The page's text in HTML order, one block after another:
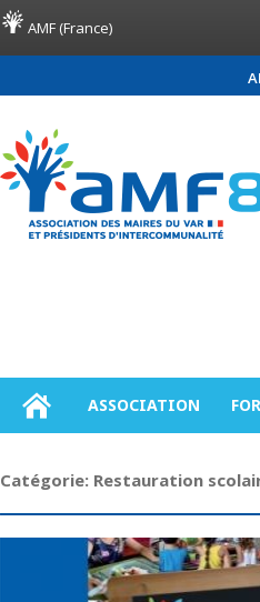
AMF (France)
ASSOCIATION
Catégorie: Restauration